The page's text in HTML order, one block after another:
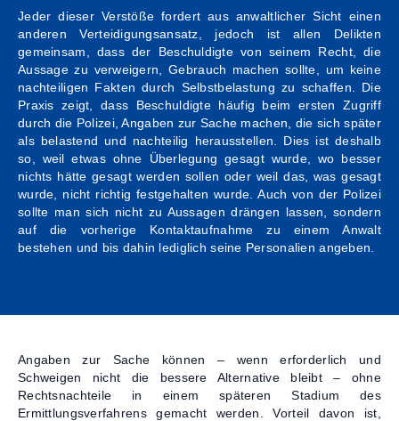
Stellenangebote
Kontakt
Jeder dieser Verstöße fordert aus anwaltlicher Sicht einen
anderen Verteidigungsansatz, jedoch ist allen Delikten
gemeinsam, dass der Beschuldigte von seinem Recht, die
Aussage zu verweigern, Gebrauch machen sollte, um keine
nachteiligen Fakten durch Selbstbelastung zu schaffen. Die
Praxis zeigt, dass Beschuldigte häufig beim ersten Zugriff
durch die Polizei, Angaben zur Sache machen, die sich später
als belastend und nachteilig herausstellen. Dies ist deshalb
so, weil etwas ohne Überlegung gesagt wurde, wo besser
nichts hätte gesagt werden sollen oder weil das, was gesagt
wurde, nicht richtig festgehalten wurde. Auch von der Polizei
sollte man sich nicht zu Aussagen drängen lassen, sondern
auf die vorherige Kontaktaufnahme zu einem Anwalt
bestehen und bis dahin lediglich seine Personalien angeben.
Angaben zur Sache können – wenn erforderlich und
Schweigen nicht die bessere Alternative bleibt – ohne
Rechtsnachteile in einem späteren Stadium des
Ermittlungsverfahrens gemacht werden. Vorteil davon ist,